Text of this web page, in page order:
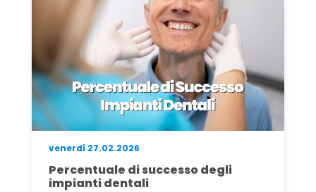
lunedì 27.04.2026
Rimuovere un impianto dentale:
quando, come e perché farlo (e